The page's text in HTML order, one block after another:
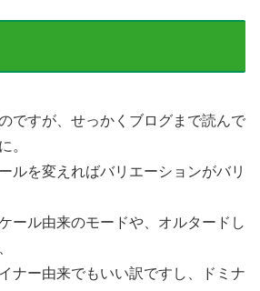
ですが、せっかくブログまで読んで
。
ルを変えればバリエーションがバリ
ール由来のモードや、オルタードし
ナー由来でもいい訳ですし、ドミナ